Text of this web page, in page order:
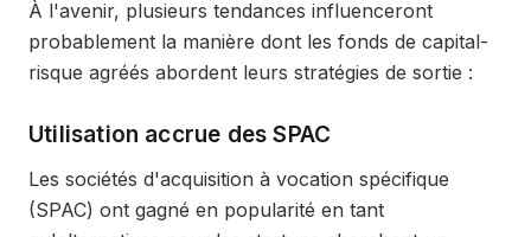
À l'avenir, plusieurs tendances influenceront
probablement la manière dont les fonds de capital-
risque agréés abordent leurs stratégies de sortie :
Utilisation accrue des SPAC
Les sociétés d'acquisition à vocation spécifique
(SPAC) ont gagné en popularité en tant